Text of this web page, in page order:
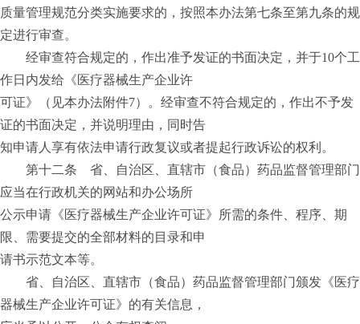
质量管理规范分类实施要求的，按照本办法第七条至第九条的规
定进行审查。
经审查符合规定的，作出准予发证的书面决定，并于10个工
作日内发给《医疗器械生产企业许
可证》（见本办法附件7）。经审查不符合规定的，作出不予发
证的书面决定，并说明理由，同时告
知申请人享有依法申请行政复议或者提起行政诉讼的权利。
第十二条 省、自治区、直辖市（食品）药品监督管理部门
应当在行政机关的网站和办公场所
公示申请《医疗器械生产企业许可证》所需的条件、程序、期
限、需要提交的全部材料的目录和申
请书示范文本等。
省、自治区、直辖市（食品）药品监督管理部门颁发《医疗
器械生产企业许可证》的有关信息，